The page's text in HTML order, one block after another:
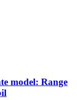
model: Range